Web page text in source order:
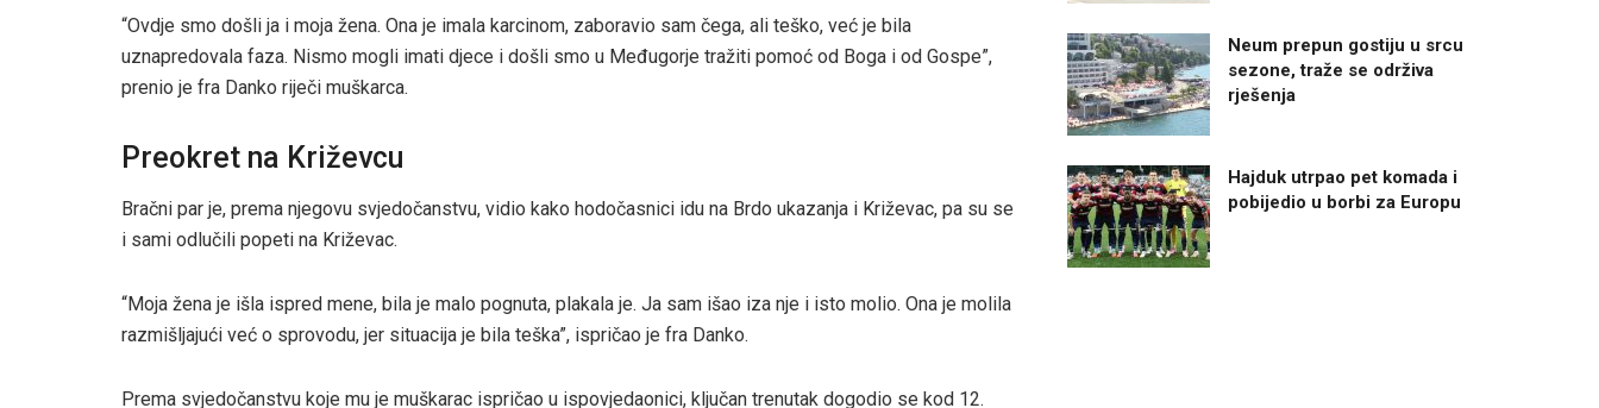
“Ovdje smo došli ja i moja žena. Ona je imala karcinom, zaboravio sam čega, ali teško, već je bila
uznapredovala faza. Nismo mogli imati djece i došli smo u Međugorje tražiti pomoć od Boga i od Gospe”,
prenio je fra Danko riječi muškarca.
Preokret na Križevcu
Bračni par je, prema njegovu svjedočanstvu, vidio kako hodočasnici idu na Brdo ukazanja i Križevac, pa su se
i sami odlučili popeti na Križevac.
“Moja žena je išla ispred mene, bila je malo pognuta, plakala je. Ja sam išao iza nje i isto molio. Ona je molila
razmišljajući već o sprovodu, jer situacija je bila teška”, ispričao je fra Danko.
Prema svjedočanstvu koje mu je muškarac ispričao u ispovjedaonici, ključan trenutak dogodio se kod 12.
Neum prepun gostiju u srcu
sezone, traže se održiva
rješenja
Hajduk utrpao pet komada i
pobijedio u borbi za Europu